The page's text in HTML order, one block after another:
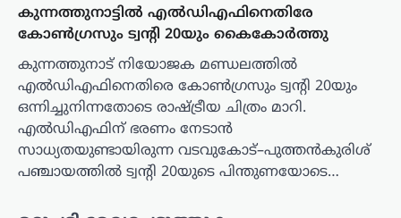
കുന്നത്തുനാട്ടിൽ എൽഡിഎഫിനെതിരേ
കോൺഗ്രസും ട്വന്റി 20യും കൈകോർത്തു
കുന്നത്തുനാട് നിയോജക മണ്ഡലത്തിൽ
എൽഡിഎഫിനെതിരെ കോൺഗ്രസും ട്വന്റി 20യും
ഒന്നിച്ചുനിന്നതോടെ രാഷ്ട്രീയ ചിത്രം മാറി.
എൽഡിഎഫിന് ഭരണം നേടാൻ
സാധ്യതയുണ്ടായിരുന്ന വടവുകോട്–പുത്തൻകുരിശ്
പഞ്ചായത്തിൽ ട്വന്റി 20യുടെ പിന്തുണയോടെ…